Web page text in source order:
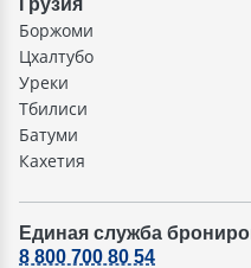
Грузия
Боржоми
Цхалтубо
Уреки
Тбилиси
Батуми
Кахетия
Единая служба
8 800 700 80 54